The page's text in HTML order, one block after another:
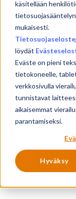
käsitellään
mukaisesti.
Tietosuojaseloste
löydät
Eväste on pieni
tietokoneelle,
verkkosivulla
tunnistavat
aikaisemmat
parantamiseksi.
Hyväksy
Ota
varaa
POSTED ON19.2.2019